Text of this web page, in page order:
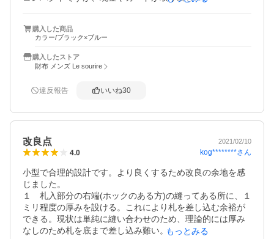
スマホ決済やカードでの支払いが多く、普段、持ち歩くカ
ードが必要最小限で問題ないという方には十分だと思いま
す。
耐久性については、使い始めたばかりなので分かりません
だったので購入して良かったです。
購入した商品
カラー/ブラック×ブルー
購入したストア
財布 メンズ Le sourire
違反報告 いいね30
改良点 2021/02/10
4.0 kog********さん
小型で合理的設計です。より良くするため改良の余地を感
じました。
１　札入部分の右端(ホックのある方)の縫ってある所に、１
ミリ程度の厚みを設ける。これにより札を差し込む余裕が
できる。現状は単純に縫い合わせのため、理論的には厚み
なしのため札を底まで差し込み難い。 もっとみる